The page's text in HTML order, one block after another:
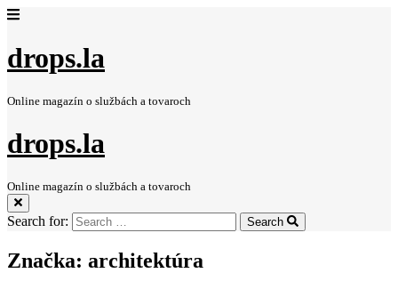
drops.la
Online magazín o službách a tovaroch
drops.la
Online magazín o službách a tovaroch
Search for: Search
Značka: architektúra